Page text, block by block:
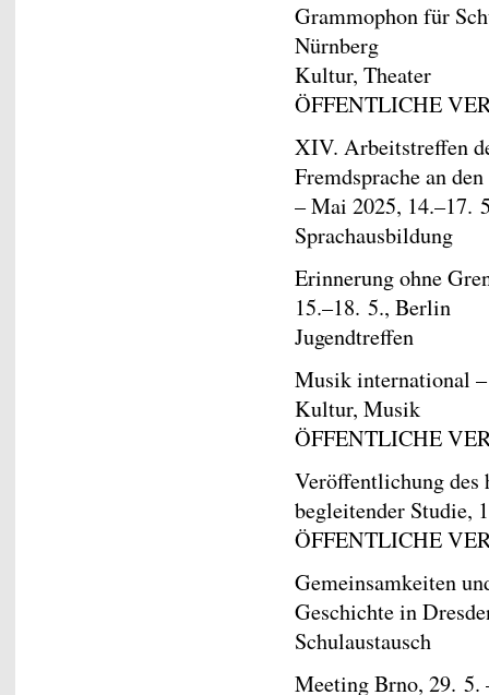
Grammophon für
Nürnberg
Kultur, Theater
ÖFFENTLICHE
XIV. Arbeitstreffen
Fremdsprache an
– Mai 2025, 14.–17.
Sprachausbildung
Erinnerung ohne
15.–18. 5., Berlin
Jugendtreffen
Musik international
Kultur, Musik
ÖFFENTLICHE
Veröffentlichung
begleitender Studie,
ÖFFENTLICHE
Gemeinsamkeiten
Geschichte in
Schulaustausch
Meeting Brno, 29. 5.